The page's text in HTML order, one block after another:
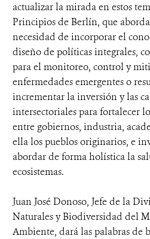
actualizar la mirada en estos
Principios de Berlín, que
necesidad de incorporar el
diseño de políticas integrales,
para el monitoreo, control y
enfermedades emergentes o
incrementar la inversión y las
intersectoriales para fortalecer
entre gobiernos, industria,
ella los pueblos originarios, e
abordar de forma holística la
ecosistemas.
Juan José Donoso, Jefe de la
Naturales y Biodiversidad del
Ambiente, dará las palabras de